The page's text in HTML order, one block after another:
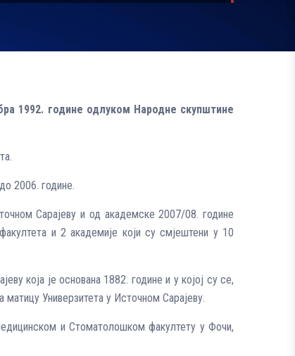
1992. године одлуком Народне скупштине
2006. године.
Сарајеву и од академске 2007/08. године
и 2 академије који су смјештени у 10
која је основана 1882. године и у којој су се,
Универзитета у Источном Сарајеву.
и Стоматолошком факултету у Фочи,